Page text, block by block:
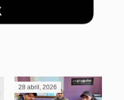
28 abril, 2026